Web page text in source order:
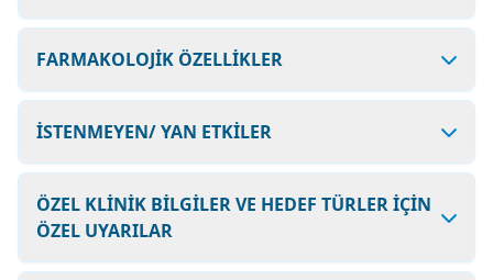
FARMAKOLOJİK ÖZELLİKLER
İSTENMEYEN/ YAN ETKİLER
ÖZEL KLİNİK BİLGİLER VE HEDEF TÜRLER İÇİN
ÖZEL UYARILAR